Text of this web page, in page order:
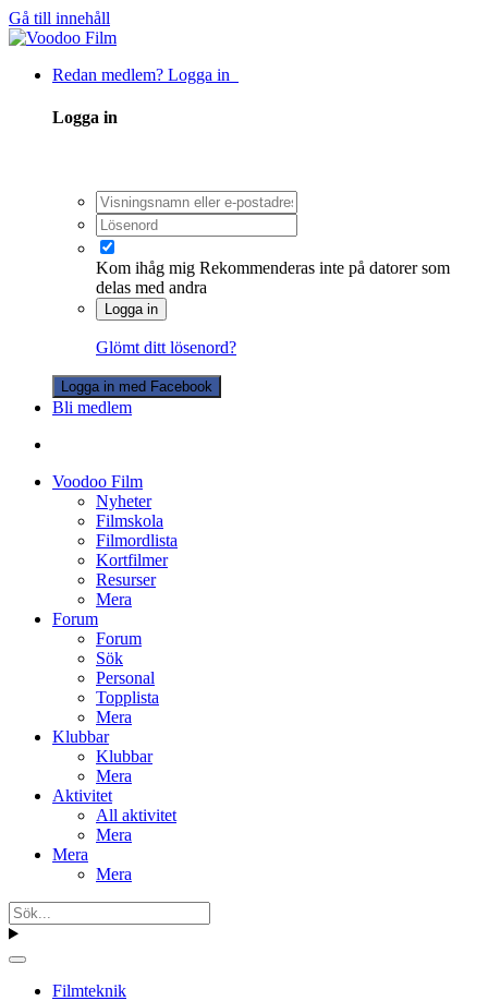
Gå till innehåll
Redan medlem? Logga in
Logga in
Kom ihåg mig Rekommenderas inte på datorer som
delas med andra
Logga in
Glömt ditt lösenord?
Logga in med Facebook
Bli medlem
Voodoo Film
Nyheter
Filmskola
Filmordlista
Kortfilmer
Resurser
Mera
Forum
Forum
Sök
Personal
Topplista
Mera
Klubbar
Klubbar
Mera
Aktivitet
All aktivitet
Mera
Mera
Mera
Filmteknik